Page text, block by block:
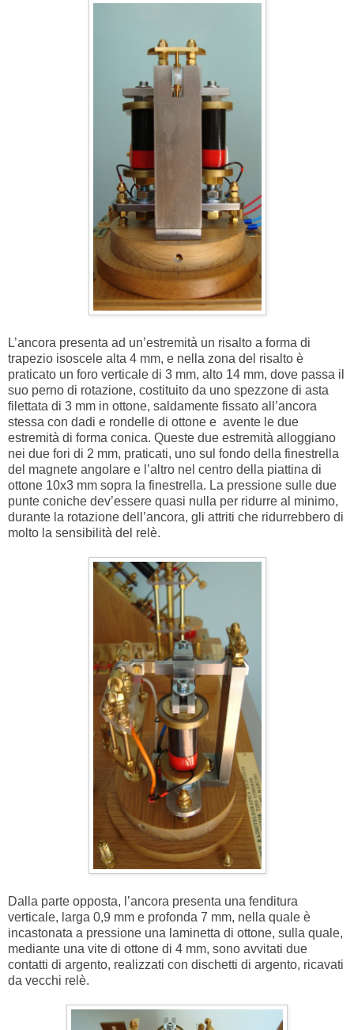
L’ancora presenta ad un’estremità un risalto a forma di
trapezio isoscele alta 4 mm, e nella zona del risalto è
praticato un foro verticale di 3 mm, alto 14 mm, dove passa il
suo perno di rotazione, costituito da uno spezzone di asta
filettata di 3 mm in ottone, saldamente fissato all’ancora
stessa con dadi e rondelle di ottone e avente le due
estremità di forma conica. Queste due estremità alloggiano
nei due fori di 2 mm, praticati, uno sul fondo della finestrella
del magnete angolare e l’altro nel centro della piattina di
ottone 10x3 mm sopra la finestrella. La pressione sulle due
punte coniche dev’essere quasi nulla per ridurre al minimo,
durante la rotazione dell’ancora, gli attriti che ridurrebbero di
molto la sensibilità del relè.
Dalla parte opposta, l’ancora presenta una fenditura
verticale, larga 0,9 mm e profonda 7 mm, nella quale è
incastonata a pressione una laminetta di ottone, sulla quale,
mediante una vite di ottone di 4 mm, sono avvitati due
contatti di argento, realizzati con dischetti di argento, ricavati
da vecchi relè.